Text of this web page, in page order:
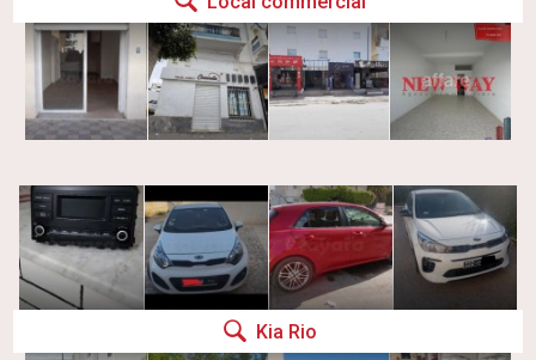
Kia Rio